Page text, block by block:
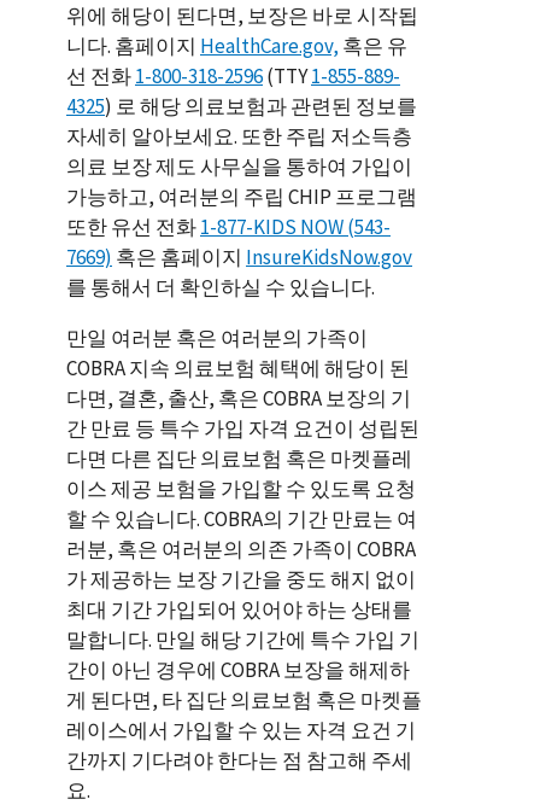
위에 해당이 된다면, 보장은 바로 시작됩
니다. 홈페이지 HealthCare.gov, 혹은 유
선 전화1-800-318-2596(TTY1-855-889-
4325) 로 해당 의료보험과 관련된 정보를
자세히 알아보세요. 또한 주립 저소득층
의료 보장 제도 사무실을 통하여 가입이
가능하고, 여러분의 주립 CHIP 프로그램
또한 유선 전화1-877-KIDS NOW (543-
7669) 혹은 홈페이지 InsureKidsNow.gov
를 통해서 더 확인하실 수 있습니다.
만일 여러분 혹은 여러분의 가족이
COBRA 지속 의료보험 혜택에 해당이 된
다면, 결혼, 출산, 혹은 COBRA 보장의 기
간 만료 등 특수 가입 자격 요건이 성립된
다면 다른 집단 의료보험 혹은 마켓플레
이스 제공 보험을 가입할 수 있도록 요청
할 수 있습니다. COBRA의 기간 만료는 여
러분, 혹은 여러분의 의존 가족이 COBRA
가 제공하는 보장 기간을 중도 해지 없이
최대 기간 가입되어 있어야 하는 상태를
말합니다. 만일 해당 기간에 특수 가입 기
간이 아닌 경우에 COBRA 보장을 해제하
게 된다면, 타 집단 의료보험 혹은 마켓플
레이스에서 가입할 수 있는 자격 요건 기
간까지 기다려야 한다는 점 참고해 주세
요.